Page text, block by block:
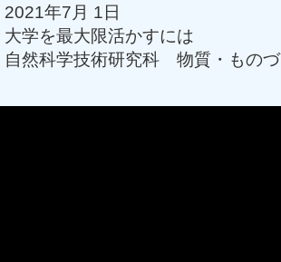
年7月 1日
学を最大限活かすには
自然科学技術研究科 物質・もの